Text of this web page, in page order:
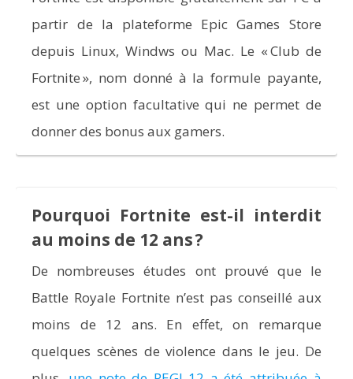
partir de la plateforme Epic Games Store
depuis Linux, Windws ou Mac. Le « Club de
Fortnite », nom donné à la formule payante,
est une option facultative qui ne permet de
donner des bonus aux gamers.
Pourquoi Fortnite est-il interdit
au moins de 12 ans ?
De nombreuses études ont prouvé que le
Battle Royale Fortnite n’est pas conseillé aux
moins de 12 ans. En effet, on remarque
quelques scènes de violence dans le jeu. De